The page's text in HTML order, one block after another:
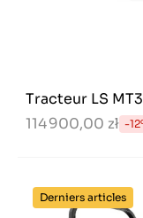
Tracteur LS
114 900,00 zł -
Derniers articles